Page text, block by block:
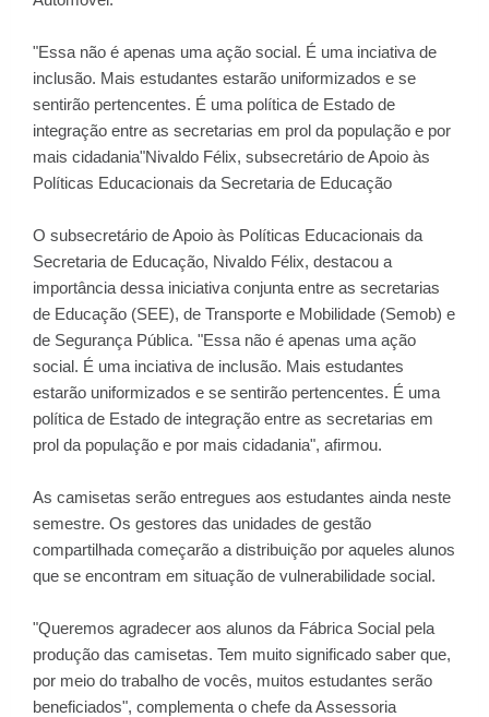
"Essa não é apenas uma ação social. É uma inciativa de
inclusão. Mais estudantes estarão uniformizados e se
sentirão pertencentes. É uma política de Estado de
integração entre as secretarias em prol da população e por
mais cidadania"Nivaldo Félix, subsecretário de Apoio às
Políticas Educacionais da Secretaria de Educação
O subsecretário de Apoio às Políticas Educacionais da
Secretaria de Educação, Nivaldo Félix, destacou a
importância dessa iniciativa conjunta entre as secretarias
de Educação (SEE), de Transporte e Mobilidade (Semob) e
de Segurança Pública. "Essa não é apenas uma ação
social. É uma inciativa de inclusão. Mais estudantes
estarão uniformizados e se sentirão pertencentes. É uma
política de Estado de integração entre as secretarias em
prol da população e por mais cidadania", afirmou.
As camisetas serão entregues aos estudantes ainda neste
semestre. Os gestores das unidades de gestão
compartilhada começarão a distribuição por aqueles alunos
que se encontram em situação de vulnerabilidade social.
"Queremos agradecer aos alunos da Fábrica Social pela
produção das camisetas. Tem muito significado saber que,
por meio do trabalho de vocês, muitos estudantes serão
beneficiados", complementa o chefe da Assessoria